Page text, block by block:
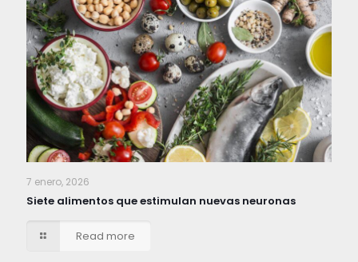
7 enero, 2026
Siete alimentos que estimulan nuevas neuronas
Read more